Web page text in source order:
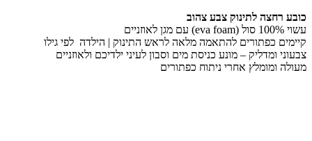
כובע רחצה לתינוק צבע צהוב
עשוי 100% סול (eva foam) עם מגן לאוזניים
קיימים כפתורים להתאמה מלאה לראש התינוק | הילדה לפי גילו
צבעוני ומדליק – מונע כניסת מים וסבון לעיני ילדיכם ולאוזניים
מעולה ומומלץ אחרי ניתוח כפתורים